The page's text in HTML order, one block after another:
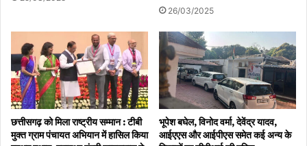
26/03/2025
छत्तीसगढ़ को मिला राष्ट्रीय सम्मान : टीबी
मुक्त ग्राम पंचायत अभियान में हासिल किया
भूपेश बघेल, विनोद वर्मा, देवेंद्र यादव,
आईएएस और आईपीएस समेत कई अन्य के